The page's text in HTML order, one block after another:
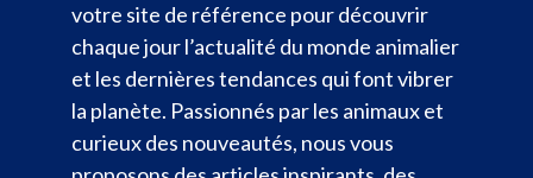
votre site de référence pour découvrir
chaque jour l’actualité du monde animalier
et les dernières tendances qui font vibrer
la planète. Passionnés par les animaux et
curieux des nouveautés, nous vous